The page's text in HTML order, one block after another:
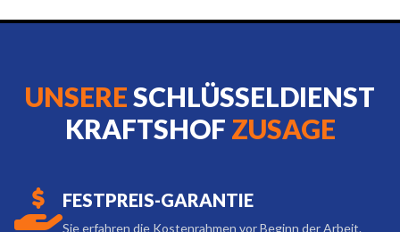
UNSERESCHLÜSSELDIENST
KRAFTSHOF ZUSAGE
FESTPREIS-GARANTIE
Sie erfahren die Kostenrahmen vor Beginn der Arbeit.